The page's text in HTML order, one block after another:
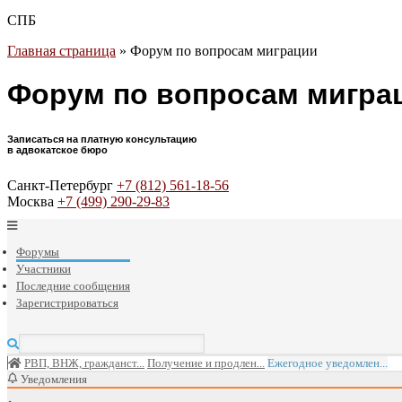
СПБ
Главная страница » Форум по вопросам миграции
Форум по вопросам
Записаться на платную консультацию
в адвокатское бюро
Санкт-Петербург +7 (812) 561-18-56
Москва +7 (499) 290-29-83
Форумы
Участники
Последние сообщения
Зарегистрироваться
РВП, ВНЖ, гражданст... Получение и продлен... Ежегодное уведомлен...
Уведомления